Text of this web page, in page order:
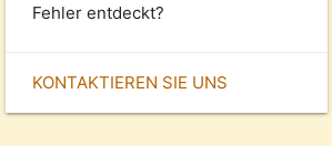
Fehler entdeckt?
KONTAKTIEREN SIE UNS